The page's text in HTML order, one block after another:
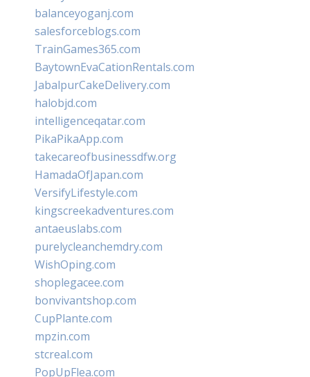
balanceyoganj.com
salesforceblogs.com
TrainGames365.com
BaytownEvaCationRentals.com
JabalpurCakeDelivery.com
halobjd.com
intelligenceqatar.com
PikaPikaApp.com
takecareofbusinessdfw.org
HamadaOfJapan.com
VersifyLifestyle.com
kingscreekadventures.com
antaeuslabs.com
purelycleanchemdry.com
WishOping.com
shoplegacee.com
bonvivantshop.com
CupPlante.com
mpzin.com
stcreal.com
PopUpFlea.com